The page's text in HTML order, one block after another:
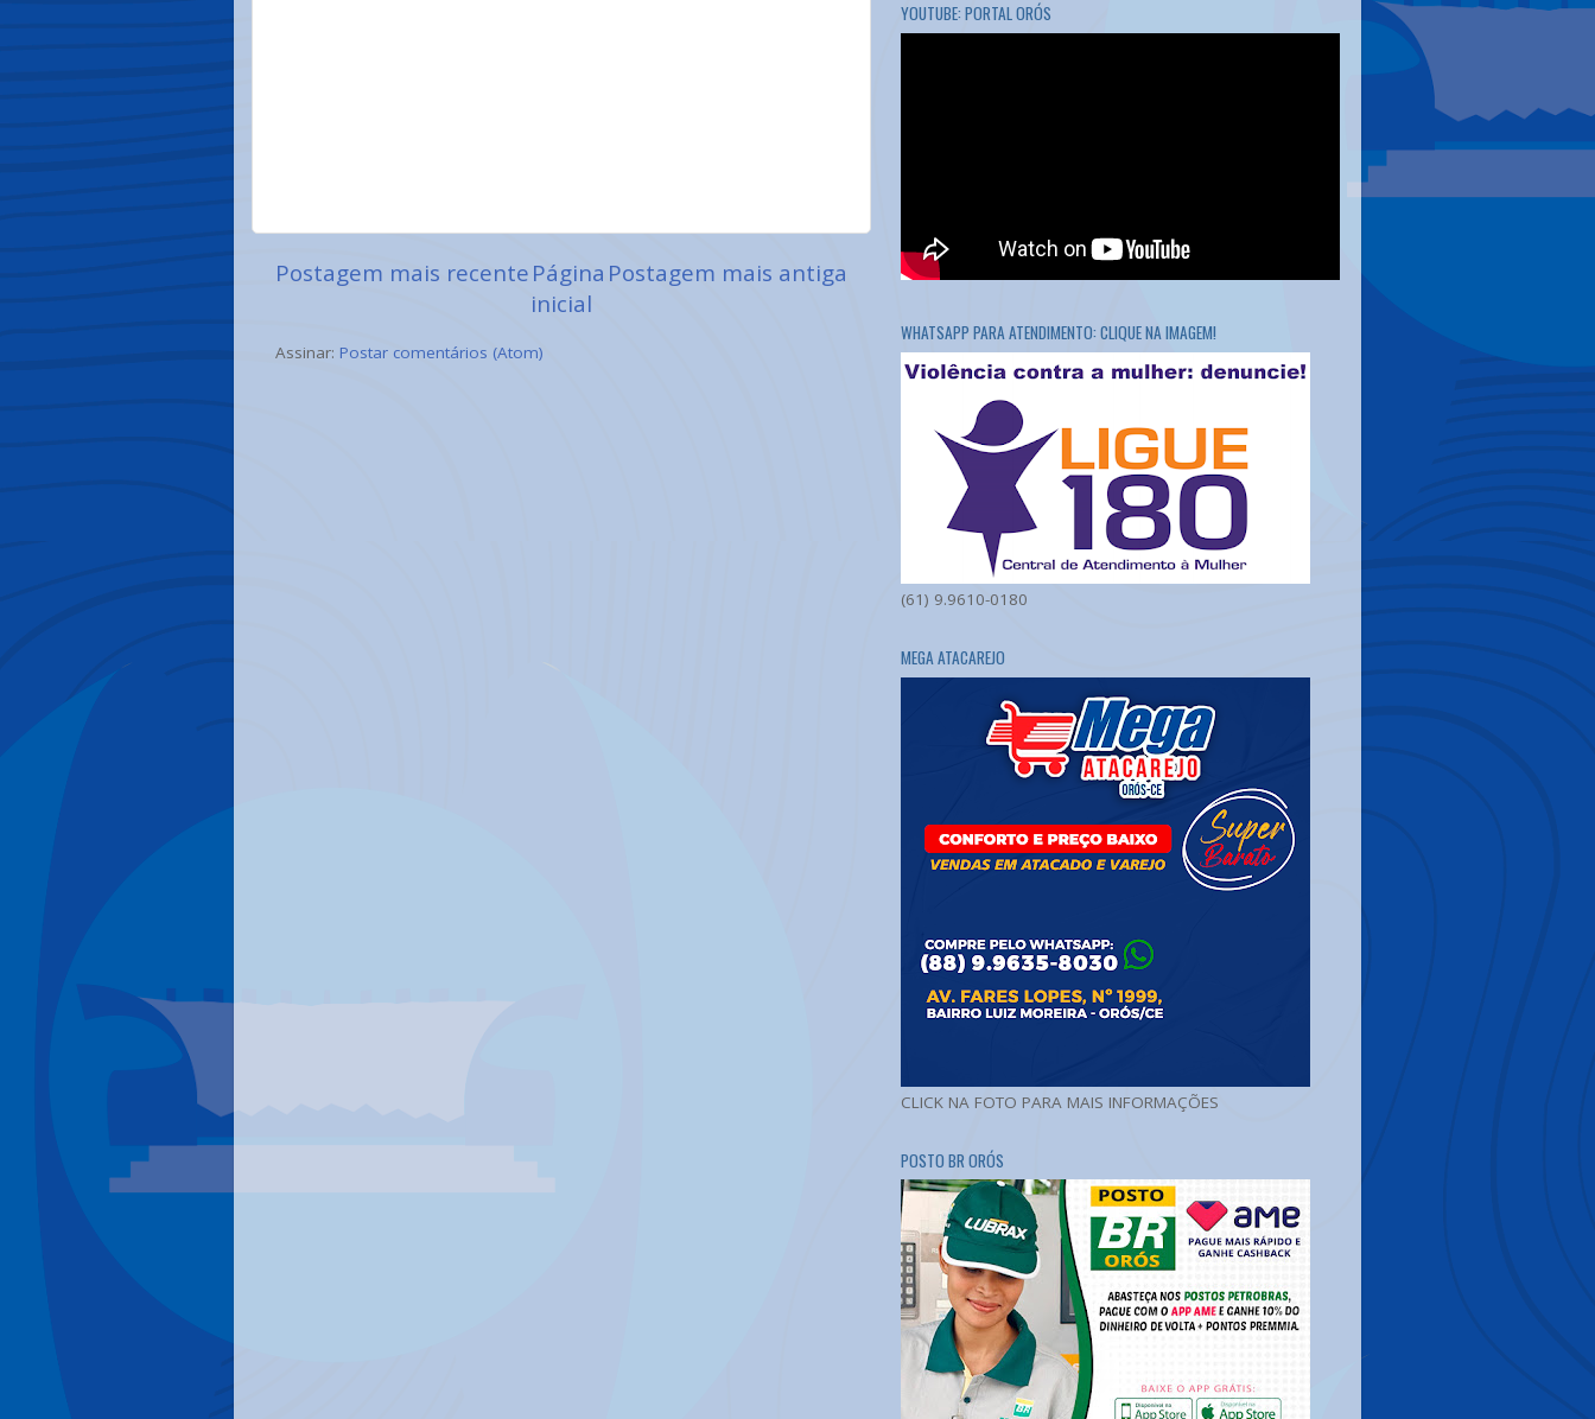
Postagem mais recente Postagem mais antiga
Página
inicial
Assinar: Postar comentários (Atom)
YOUTUBE: PORTAL ORÓS
WHATSAPP PARA ATENDIMENTO: CLIQUE NA IMAGEM!
(61) 9.9610-0180
MEGA ATACAREJO
CLICK NA FOTO PARA MAIS INFORMAÇÕES
POSTO BR ORÓS